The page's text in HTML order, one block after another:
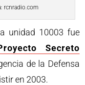
rcnradio.com
unidad 10003 fue
Secreto
de la Defensa
en 2003.